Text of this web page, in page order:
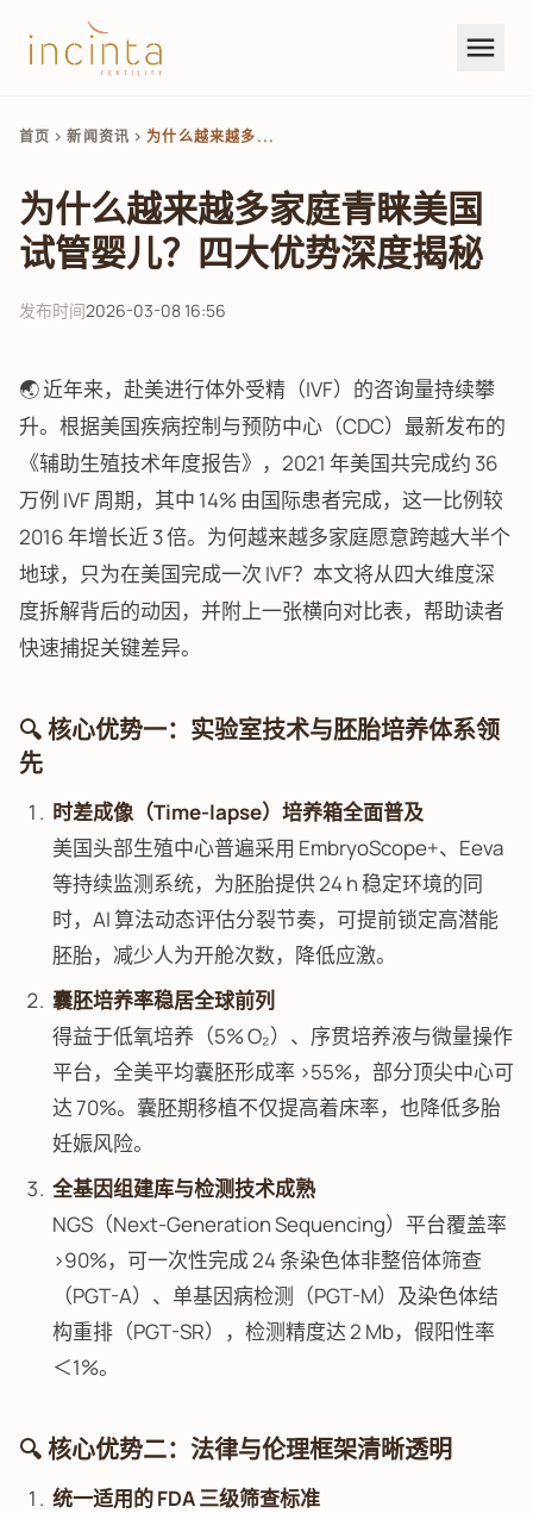
menu
首页 chevron_right新闻资讯 chevron_right为什么越来越多...
为什么越来越多家庭青睐美国
试管婴儿？四大优势深度揭秘
发布时间2026-03-08 16:56
🌏 近年来，赴美进行体外受精（IVF）的咨询量持续攀
升。根据美国疾病控制与预防中心（CDC）最新发布的
《辅助生殖技术年度报告》，2021 年美国共完成约 36
万例 IVF 周期，其中 14% 由国际患者完成，这一比例较
2016 年增长近 3 倍。为何越来越多家庭愿意跨越大半个
地球，只为在美国完成一次 IVF？本文将从四大维度深
度拆解背后的动因，并附上一张横向对比表，帮助读者
快速捕捉关键差异。
🔍 核心优势一：实验室技术与胚胎培养体系领
先
时差成像（Time-lapse）培养箱全面普及
美国头部生殖中心普遍采用 EmbryoScope+、Eeva
等持续监测系统，为胚胎提供 24 h 稳定环境的同
时，AI 算法动态评估分裂节奏，可提前锁定高潜能
胚胎，减少人为开舱次数，降低应激。
囊胚培养率稳居全球前列
得益于低氧培养（5% O₂）、序贯培养液与微量操作
平台，全美平均囊胚形成率 >55%，部分顶尖中心可
达 70%。囊胚期移植不仅提高着床率，也降低多胎
妊娠风险。
全基因组建库与检测技术成熟
NGS（Next-Generation Sequencing）平台覆盖率
>90%，可一次性完成 24 条染色体非整倍体筛查
（PGT-A）、单基因病检测（PGT-M）及染色体结
构重排（PGT-SR），检测精度达 2 Mb，假阳性率
＜1%。
🔍 核心优势二：法律与伦理框架清晰透明
统一适用的 FDA 三级筛查标准